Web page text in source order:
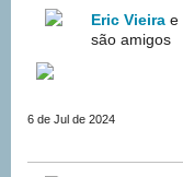
Eric Vieira e
são amigos
6 de Jul de 2024